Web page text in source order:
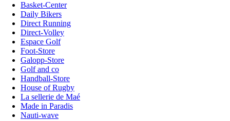
Basket-Center
Daily Bikers
Direct Running
Direct-Volley
Espace Golf
Foot-Store
Galopp-Store
Golf and co
Handball-Store
House of Rugby
La sellerie de Maé
Made in Paradis
Nauti-wave